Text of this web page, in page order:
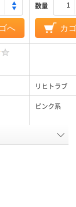
へ
数量
カ
リヒトラブ
ピンク系